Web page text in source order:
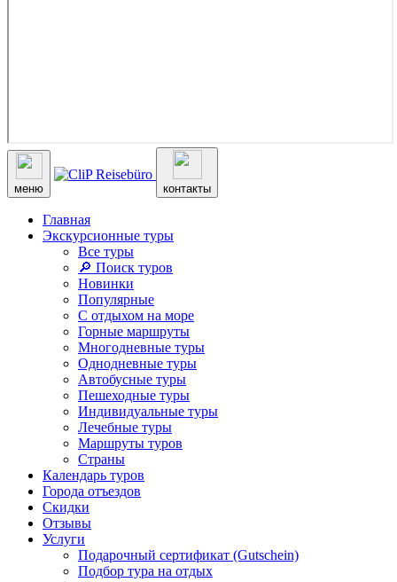
меню контакты
Главная
Экскурсионные туры
Все туры
🔎 Поиск туров
Новинки
Популярные
С отдыхом на море
Горные маршруты
Многодневные туры
Однодневные туры
Автобусные туры
Пешеходные туры
Индивидуальные туры
Лечебные туры
Маршруты туров
Страны
Календарь туров
Города отъездов
Скидки
Отзывы
Услуги
Подарочный сертификат (Gutschein)
Подбор тура на отдых